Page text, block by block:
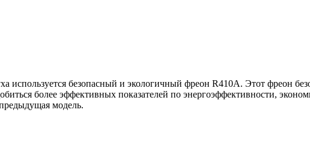
используется безопасный и экологичный фреон R410A. Этот фреон
более эффективных показателей по энергоэффективности,
модель.